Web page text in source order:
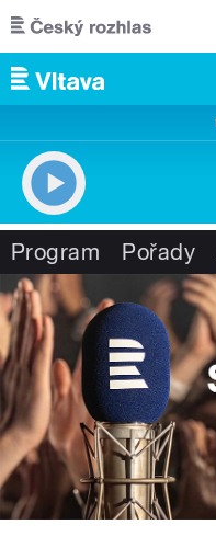
Přejít k hlavnímu obsahu
Program Pořady